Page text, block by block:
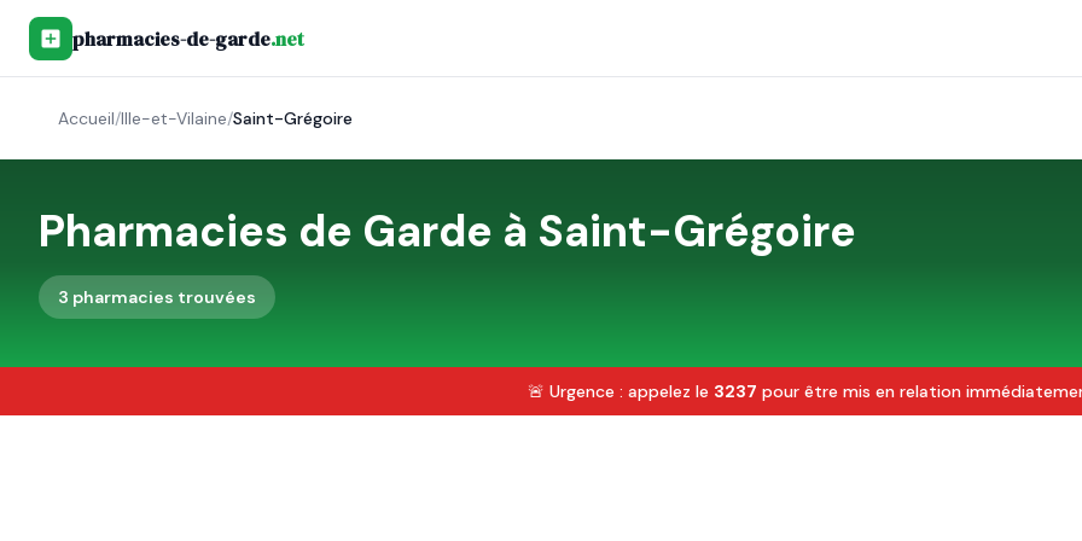
pharmacies-de-garde.net
Accueil/Ille-et-Vilaine/Saint-Grégoire
Pharmacies de Garde à Saint-Grégoire
3 pharmacies trouvées
🚨 Urgence : appelez le 3237 pour être mis en relation